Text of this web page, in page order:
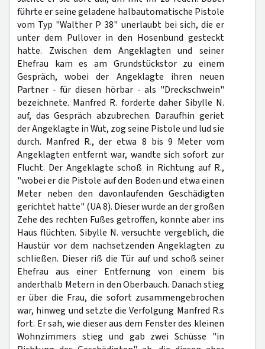
führte er seine geladene halbautomatische Pistole
vom Typ "Walther P 38" unerlaubt bei sich, die er
unter dem Pullover in den Hosenbund gesteckt
hatte. Zwischen dem Angeklagten und seiner
Ehefrau kam es am Grundstückstor zu einem
Gespräch, wobei der Angeklagte ihren neuen
Partner - für diesen hörbar - als "Dreckschwein"
bezeichnete. Manfred R. forderte daher Sibylle N.
auf, das Gespräch abzubrechen. Daraufhin geriet
der Angeklagte in Wut, zog seine Pistole und lud sie
durch. Manfred R., der etwa 8 bis 9 Meter vom
Angeklagten entfernt war, wandte sich sofort zur
Flucht. Der Angeklagte schoß in Richtung auf R.,
"wobei er die Pistole auf den Boden und etwa einen
Meter neben den davonlaufenden Geschädigten
gerichtet hatte" (UA 8). Dieser wurde an der großen
Zehe des rechten Fußes getroffen, konnte aber ins
Haus flüchten. Sibylle N. versuchte vergeblich, die
Haustür vor dem nachsetzenden Angeklagten zu
schließen. Dieser riß die Tür auf und schoß seiner
Ehefrau aus einer Entfernung von einem bis
anderthalb Metern in den Oberbauch. Danach stieg
er über die Frau, die sofort zusammengebrochen
war, hinweg und setzte die Verfolgung Manfred R.s
fort. Er sah, wie dieser aus dem Fenster des kleinen
Wohnzimmers stieg und gab zwei Schüsse "in